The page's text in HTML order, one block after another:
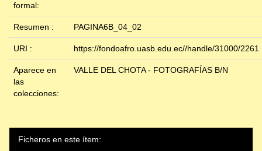
formal:
Resumen : PAGINA6B_04_02
URI : https://fondoafro.uasb.edu.ec//handle/31000/2261
Aparece en
las
colecciones:
VALLE DEL CHOTA - FOTOGRAFÍAS B/N
Ficheros en este ítem: